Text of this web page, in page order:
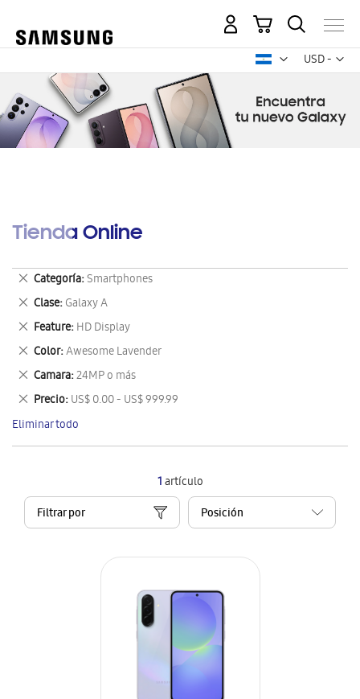
USD -
dólar
Mi carrito
Tienda Online
1artículo
Filtrar por
Categoría Smartphones
Eliminar
este
artículo
Clase Galaxy A
Eliminar
este
artículo
Feature HD Display
Eliminar
este
artículo
Color Awesome Lavender
Eliminar
este
artículo
Camara 24MP o más
Eliminar
este
artículo
Precio US$ 0.00 - US$ 999.99
Eliminar
este
artículo
Eliminar todo